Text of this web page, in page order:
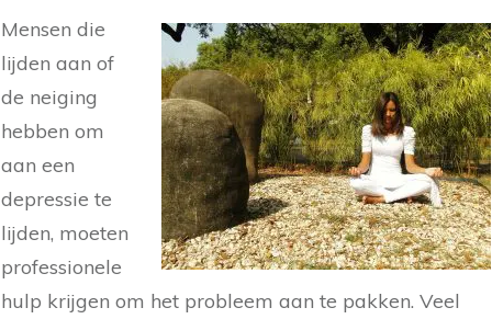
Mensen die
lijden aan of
de neiging
hebben om
aan een
depressie te
lijden, moeten
professionele
hulp krijgen om het probleem aan te pakken. Veel